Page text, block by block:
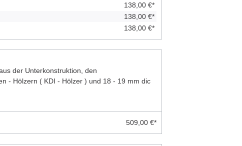
138,00 €*
138,00 €*
138,00 €*
der Unterkonstruktion, den
- Hölzern ( KDI - Hölzer ) und 18 - 19 mm dic
509,00 €*